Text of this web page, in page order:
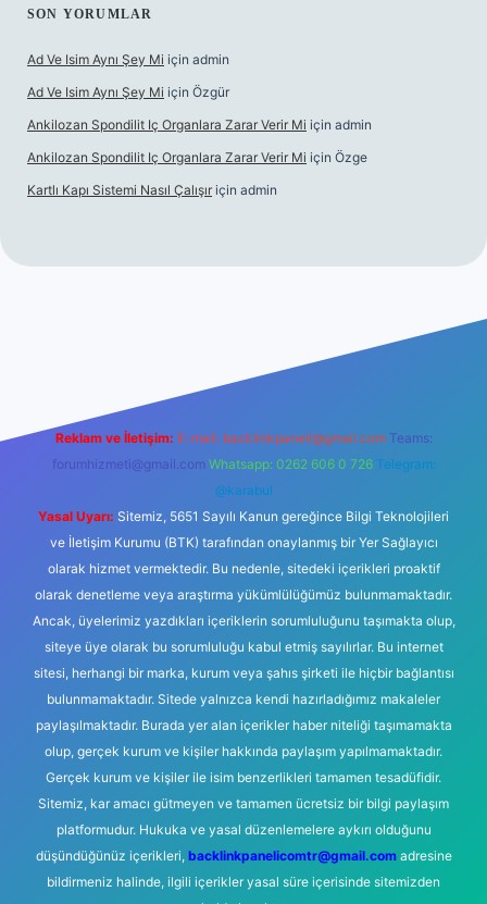
SON YORUMLAR
Ad Ve Isim Aynı Şey Mi için admin
Ad Ve Isim Aynı Şey Mi için Özgür
Ankilozan Spondilit Iç Organlara Zarar Verir Mi için admin
Ankilozan Spondilit Iç Organlara Zarar Verir Mi için Özge
Kartlı Kapı Sistemi Nasıl Çalışır için admin
Reklam ve İletişim: E-mail: backlinkpaneli@gmail.com Teams:
forumhizmeti@gmail.com Whatsapp: 0262 606 0 726 Telegram:
@karabul
Yasal Uyarı: Sitemiz, 5651 Sayılı Kanun gereğince Bilgi Teknolojileri
ve İletişim Kurumu (BTK) tarafından onaylanmış bir Yer Sağlayıcı
olarak hizmet vermektedir. Bu nedenle, sitedeki içerikleri proaktif
olarak denetleme veya araştırma yükümlülüğümüz bulunmamaktadır.
Ancak, üyelerimiz yazdıkları içeriklerin sorumluluğunu taşımakta olup,
siteye üye olarak bu sorumluluğu kabul etmiş sayılırlar. Bu internet
sitesi, herhangi bir marka, kurum veya şahıs şirketi ile hiçbir bağlantısı
bulunmamaktadır. Sitede yalnızca kendi hazırladığımız makaleler
paylaşılmaktadır. Burada yer alan içerikler haber niteliği taşımamakta
olup, gerçek kurum ve kişiler hakkında paylaşım yapılmamaktadır.
Gerçek kurum ve kişiler ile isim benzerlikleri tamamen tesadüfidir.
Sitemiz, kar amacı gütmeyen ve tamamen ücretsiz bir bilgi paylaşım
platformudur. Hukuka ve yasal düzenlemelere aykırı olduğunu
düşündüğünüz içerikleri, backlinkpanelicomtr@gmail.comadresine
bildirmeniz halinde, ilgili içerikler yasal süre içerisinde sitemizden